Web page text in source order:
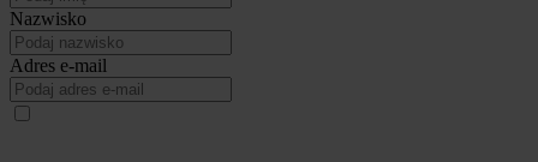
Nazwisko
Adres e-mail